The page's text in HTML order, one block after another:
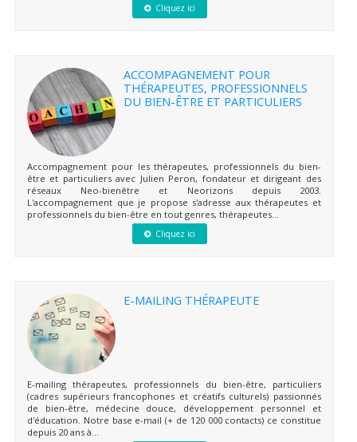
Cliquez ici
ACCOMPAGNEMENT POUR
THÉRAPEUTES, PROFESSIONNELS
DU BIEN-ÊTRE ET PARTICULIERS
Accompagnement pour les thérapeutes, professionnels du bien-
être et particuliers avec Julien Peron, fondateur et dirigeant des
réseaux Neo-bienêtre et Neorizons depuis 2003.
L'accompagnement que je propose s'adresse aux thérapeutes et
professionnels du bien-être en tout genres, thérapeutes...
Cliquez ici
E-MAILING THÉRAPEUTE
E-mailing thérapeutes, professionnels du bien-être, particuliers
(cadres supérieurs francophones et créatifs culturels) passionnés
de bien-être, médecine douce, développement personnel et
d'éducation. Notre base e-mail (+ de 120 000 contacts) ce constitue
depuis 20 ans à...